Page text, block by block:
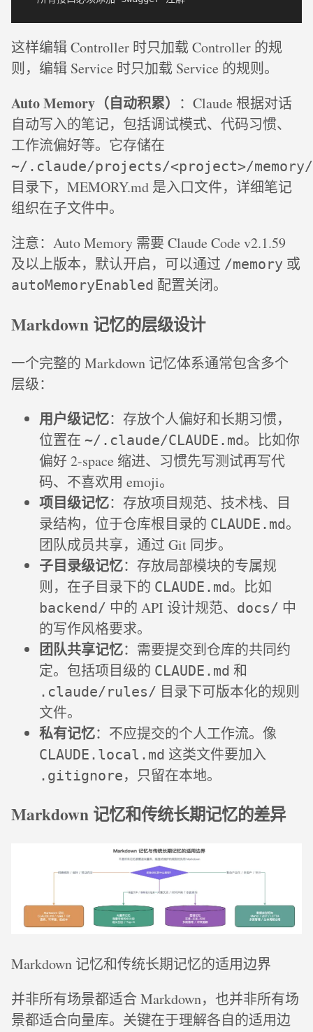
这样编辑 Controller 时只加载 Controller 的规
则，编辑 Service 时只加载 Service 的规则。
Auto Memory（自动积累） ：Claude 根据对话
自动写入的笔记，包括调试模式、代码习惯、
工作流偏好等。它存储在
~/.claude/projects/<project>/memory/
目录下，MEMORY.md 是入口文件，详细笔记
组织在子文件中。
注意：Auto Memory 需要 Claude Code v2.1.59
及以上版本，默认开启，可以通过 /memory 或
autoMemoryEnabled 配置关闭。
Markdown 记忆的层级设计
一个完整的 Markdown 记忆体系通常包含多个
层级：
用户级记忆：存放个人偏好和长期习惯，
位置在 ~/.claude/CLAUDE.md。比如你
偏好 2-space 缩进、习惯先写测试再写代
码、不喜欢用 emoji。
项目级记忆：存放项目规范、技术栈、目
录结构，位于仓库根目录的 CLAUDE.md。
团队成员共享，通过 Git 同步。
子目录级记忆：存放局部模块的专属规
则，在子目录下的 CLAUDE.md。比如
backend/ 中的 API 设计规范、 docs/ 中
的写作风格要求。
团队共享记忆：需要提交到仓库的共同约
定。包括项目级的 CLAUDE.md 和
.claude/rules/ 目录下可版本化的规则
文件。
私有记忆：不应提交的个人工作流。像
CLAUDE.local.md 这类文件要加入
.gitignore，只留在本地。
Markdown 记忆和传统长期记忆的差异
Markdown 记忆和传统长期记忆的适用边界
并非所有场景都适合 Markdown，也并非所有场
景都适合向量库。关键在于理解各自的适用边